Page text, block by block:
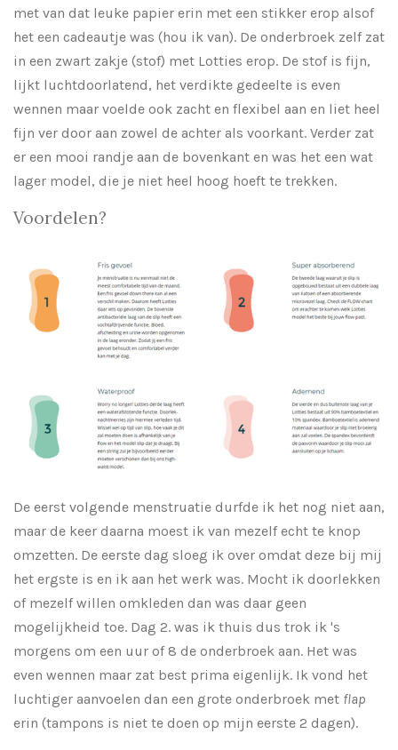
met van dat leuke papier erin met een stikker erop alsof
het een cadeautje was (hou ik van). De onderbroek zelf zat
in een zwart zakje (stof) met Lotties erop. De stof is fijn,
lijkt luchtdoorlatend, het verdikte gedeelte is even
wennen maar voelde ook zacht en flexibel aan en liet heel
fijn ver door aan zowel de achter als voorkant. Verder zat
er een mooi randje aan de bovenkant en was het een wat
lager model, die je niet heel hoog hoeft te trekken.
Voordelen?
De eerst volgende menstruatie durfde ik het nog niet aan,
maar de keer daarna moest ik van mezelf echt te knop
omzetten. De eerste dag sloeg ik over omdat deze bij mij
het ergste is en ik aan het werk was. Mocht ik doorlekken
of mezelf willen omkleden dan was daar geen
mogelijkheid toe. Dag 2. was ik thuis dus trok ik 's
morgens om een uur of 8 de onderbroek aan. Het was
even wennen maar zat best prima eigenlijk. Ik vond het
luchtiger aanvoelen dan een grote onderbroek met flap
erin (tampons is niet te doen op mijn eerste 2 dagen).